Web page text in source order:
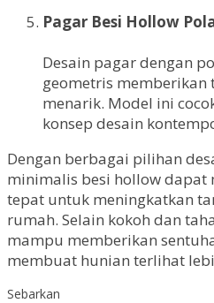
Pagar Besi Hollow
Desain pagar dengan
geometris
menarik. Model ini
konsep desain
Dengan berbagai pilihan
minimalis besi hollow dapat
tepat untuk meningkatkan
rumah. Selain kokoh dan
mampu memberikan
membuat hunian terlihat
Sebarkan